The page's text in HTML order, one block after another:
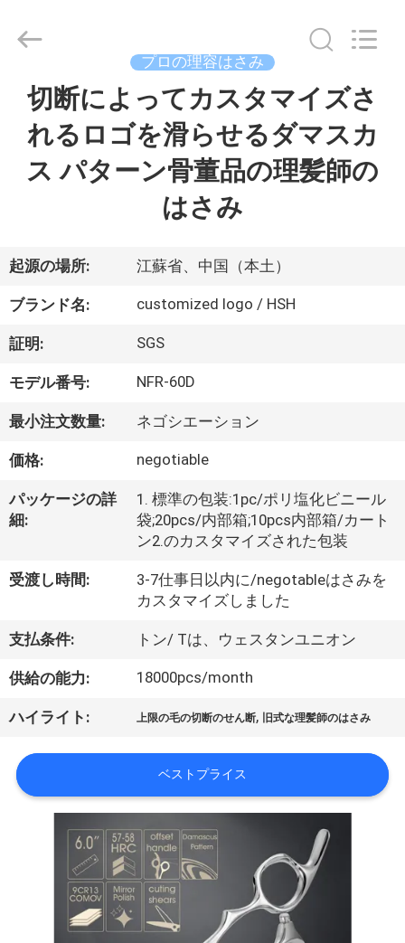
ク
ト
私
達
つ
い
場
旅
行
品
Jincheng
Scissors
Rights
プロの理容はさみ
切断によってカスタマイズさ
れるロゴを滑らせるダマスカ
ス パターン骨董品の理髪師の
はさみ
起源の場所: 江蘇省、中国（本土）
ブランド名: customized logo / HSH
証明: SGS
モデル番号: NFR-60D
最小注文数量: ネゴシエーション
価格: negotiable
パッケージの詳
細:
1. 標準の包装:1pc/ポリ塩化ビニール
袋;20pcs/内部箱;10pcs内部箱/カート
ン2.のカスタマイズされた包装
受渡し時間:
3-7仕事日以内に/negotableはさみを
カスタマイズしました
支払条件: トン/ Tは、ウェスタンユニオン
供給の能力: 18000pcs/month
ハイライト: 上限の毛の切断のせん断, 旧式な理髪師のはさみ
ベストプライス